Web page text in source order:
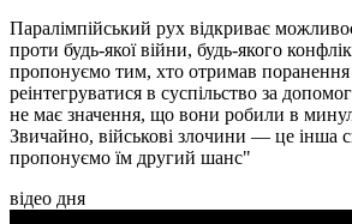
Паралімпійський рух відкриває
проти будь-якої війни, будь-якого
пропонуємо тим, хто отримав поранення
реінтегруватися в суспільство за
не має значення, що вони робили в
Звичайно, військові злочини — це інша
пропонуємо їм другий шанс"
відео дня